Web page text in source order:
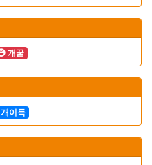
개꿀
개이득